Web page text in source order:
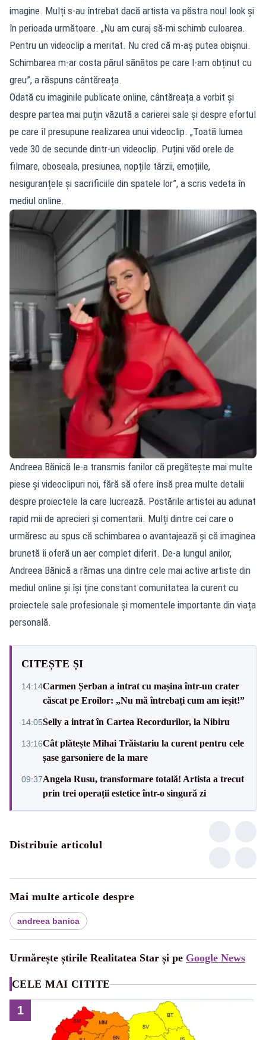
imagine. Mulți s-au întrebat dacă artista va păstra noul look și
în perioada următoare. „Nu am curaj să-mi schimb culoarea.
Pentru un videoclip a meritat. Nu cred că m-aș putea obișnui.
Schimbarea m-ar costa părul sănătos pe care l-am obținut cu
greu”, a răspuns cântăreața.
Odată cu imaginile publicate online, cântăreața a vorbit și
despre partea mai puțin văzută a carierei sale și despre efortul
pe care îl presupune realizarea unui videoclip. „Toată lumea
vede 30 de secunde dintr-un videoclip. Puțini văd orele de
filmare, oboseala, presiunea, nopțile târzii, emoțiile,
nesiguranțele și sacrificiile din spatele lor”, a scris vedeta în
mediul online.
Andreea Bănică le-a transmis fanilor că pregătește mai multe
piese și videoclipuri noi, fără să ofere însă prea multe detalii
despre proiectele la care lucrează. Postările artistei au adunat
rapid mii de aprecieri și comentarii. Mulți dintre cei care o
urmăresc au spus că schimbarea o avantajează și că imaginea
brunetă îi oferă un aer complet diferit. De-a lungul anilor,
Andreea Bănică a rămas una dintre cele mai active artiste din
mediul online și își ține constant comunitatea la curent cu
proiectele sale profesionale și momentele importante din viața
personală.
CITEȘTE ȘI
14:14Carmen Șerban a intrat cu mașina într-un crater
căscat pe Eroilor: „Nu mă întrebați cum am ieșit!”
14:05Selly a intrat în Cartea Recordurilor, la Nibiru
13:16Cât plătește Mihai Trăistariu la curent pentru cele
șase garsoniere de la mare
09:37Angela Rusu, transformare totală! Artista a trecut
prin trei operații estetice într-o singură zi
Distribuie articolul
Mai multe articole despre
andreea banica
Urmărește știrile Realitatea Star și pe Google News
CELE MAI CITITE
1